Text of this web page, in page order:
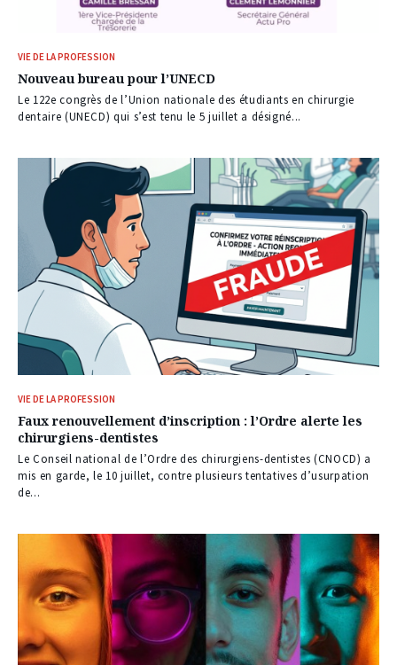
VIE DE LA PROFESSION
Nouveau bureau pour l’UNECD
Le 122e congrès de l’Union nationale des étudiants en chirurgie
dentaire (UNECD) qui s’est tenu le 5 juillet a désigné...
VIE DE LA PROFESSION
Faux renouvellement d’inscription : l’Ordre alerte les
chirurgiens-dentistes
Le Conseil national de l’Ordre des chirurgiens-dentistes (CNOCD) a
mis en garde, le 10 juillet, contre plusieurs tentatives d’usurpation
de...